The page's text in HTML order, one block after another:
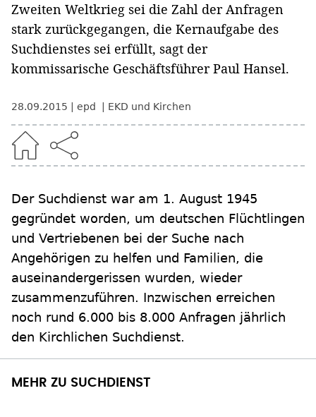
Zweiten Weltkrieg sei die Zahl der Anfragen
stark zurückgegangen, die Kernaufgabe des
Suchdienstes sei erfüllt, sagt der
kommissarische Geschäftsführer Paul Hansel.
28.09.2015 epd EKD und Kirchen
Der Suchdienst war am 1. August 1945
gegründet worden, um deutschen Flüchtlingen
und Vertriebenen bei der Suche nach
Angehörigen zu helfen und Familien, die
auseinandergerissen wurden, wieder
zusammenzuführen. Inzwischen erreichen
noch rund 6.000 bis 8.000 Anfragen jährlich
den Kirchlichen Suchdienst.
MEHR ZU SUCHDIENST